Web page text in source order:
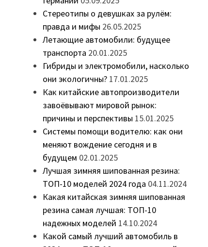
Стереотипы о девушках за рулём:
правда и мифы 26.05.2025
Летающие автомобили: будущее
транспорта 20.01.2025
Гибриды и электромобили, насколько
они экологичны? 17.01.2025
Как китайские автопроизводители
завоёвывают мировой рынок:
причины и перспективы 15.01.2025
Системы помощи водителю: как они
меняют вождение сегодня и в
будущем 02.01.2025
Лучшая зимняя шипованная резина:
ТОП-10 моделей 2024 года 04.11.2024
Какая китайская зимняя шипованная
резина самая лучшая: ТОП-10
надежных моделей 14.10.2024
Какой самый лучший автомобиль в